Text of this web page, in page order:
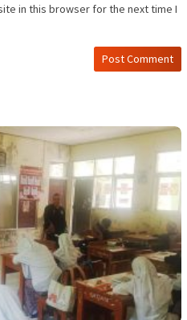
in this browser for the next time I